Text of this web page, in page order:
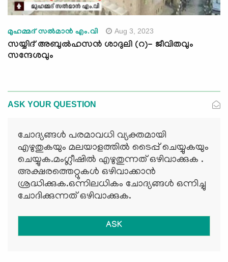
മുഹമ്മദ് സല്‍മാന്‍ എം.വി Aug 3, 2023
സയ്യിദ് അബുൽഹസൻ ശാദുലി (റ)- ജീവിതവും
സന്ദേശവും
ASK YOUR QUESTION
ചോദ്യങ്ങള്‍ പരമാവധി വ്യക്തമായി
എഴുതുകയും മലയാളത്തില്‍ ടൈപ്പ് ചെയ്യുകയും
ചെയ്യുക.മംഗ്ലീഷില്‍ എഴുതുന്നത് ഒഴിവാക്കുക .
അക്ഷരത്തെറ്റുകള്‍ ഒഴിവാക്കാന്‍
ശ്രദ്ധിക്കുക.ഒന്നിലധികം ചോദ്യങ്ങള്‍ ഒന്നിച്ചു
ചോദിക്കുന്നത് ഒഴിവാക്കുക.
ASK